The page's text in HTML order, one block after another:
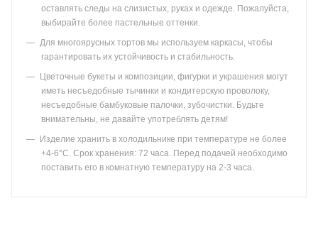
оставлять следы на слизистых, руках и одежде. Пожалуйста,
выбирайте более пастельные оттенки.
Для многоярусных тортов мы используем каркасы, чтобы
гарантировать их устойчивость и стабильность.
Цветочные букеты и композиции, фигурки и украшения могут
иметь несъедобные тычинки и кондитерскую проволоку,
несъедобные бамбуковые палочки, зубочистки. Будьте
внимательны, не давайте употреблять детям!
Изделие хранить в холодильнике при температуре не более
+4-6°С. Срок хранения: 72 часа. Перед подачей необходимо
поставить его в комнатную температуру на 2-3 часа.